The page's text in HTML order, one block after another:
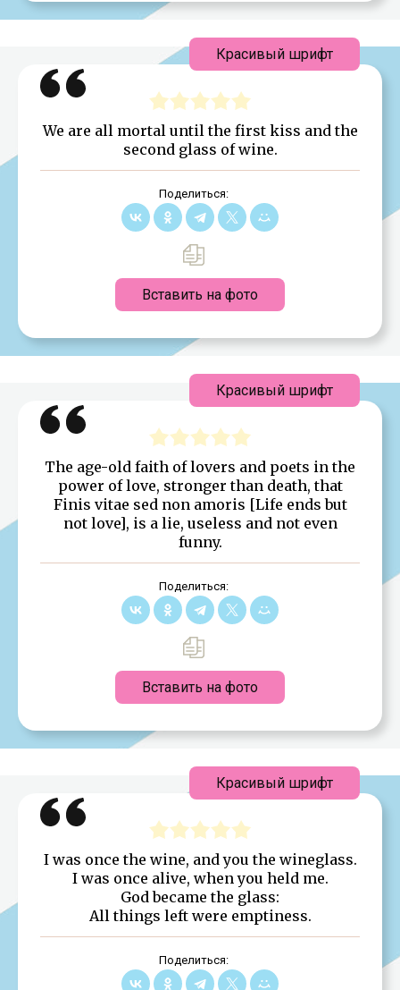
We are all mortal until the first kiss and the
second glass of wine.
Поделиться:
Вставить на фото
Красивый шрифт
The age-old faith of lovers and poets in the
power of love, stronger than death, that
Finis vitae sed non amoris [Life ends but
not love], is a lie, useless and not even
funny.
Поделиться:
Вставить на фото
Красивый шрифт
I was once the wine, and you the wineglass.
I was once alive, when you held me.
God became the glass:
All things left were emptiness.
Поделиться:
Красивый шрифт